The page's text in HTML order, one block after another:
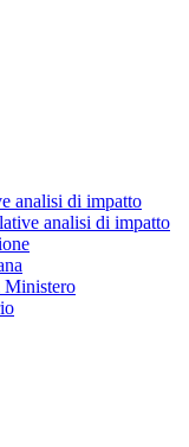
analisi di impatto
analisi di impatto
Ministero